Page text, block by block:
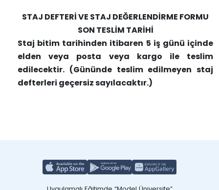
STAJ DEFTERİ VE STAJ DEĞERLENDİRME FORMU
SON TESLİM TARİHİ
Staj bitim tarihinden itibaren 5 iş günü içinde
elden veya posta veya kargo ile teslim
edilecektir. (Gününde teslim edilmeyen staj
defterleri geçersiz sayılacaktır.)